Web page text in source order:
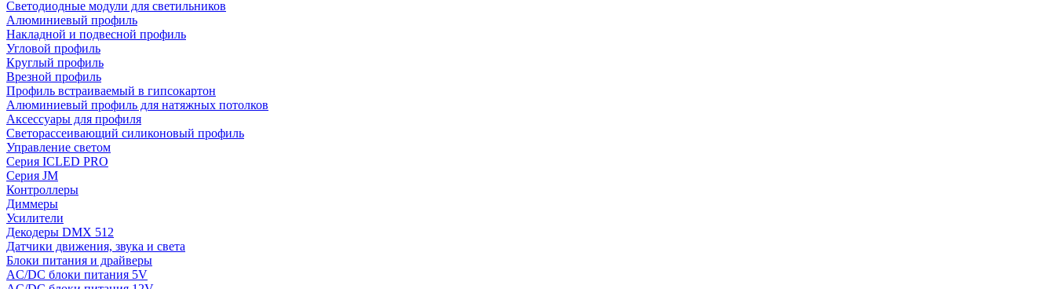
Светодиодные модули для светильников
Алюминиевый профиль
Накладной и подвесной профиль
Угловой профиль
Круглый профиль
Врезной профиль
Профиль встраиваемый в гипсокартон
Алюминиевый профиль для натяжных потолков
Аксессуары для профиля
Светорассеивающий силиконовый профиль
Управление светом
Серия ICLED PRO
Серия JM
Контроллеры
Диммеры
Усилители
Декодеры DMX 512
Датчики движения, звука и света
Блоки питания и драйверы
AC/DC блоки питания 5V